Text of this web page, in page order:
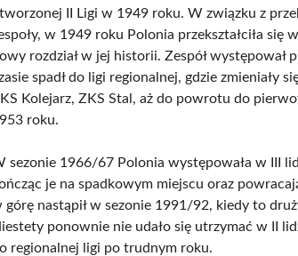
II Ligi w 1949 roku. W związku z
w 1949 roku Polonia przekształciła
rozdział w jej historii. Zespół występował
spadł do ligi regionalnej, gdzie zmieniały
Kolejarz, ZKS Stal, aż do powrotu do
roku.
sezonie 1966/67 Polonia występowała w III
je na spadkowym miejscu oraz
górę nastąpił w sezonie 1991/92, kiedy to
ponownie nie udało się utrzymać w II
regionalnej ligi po trudnym roku.